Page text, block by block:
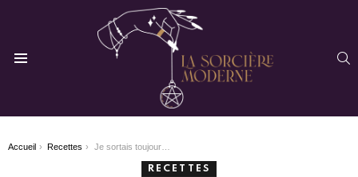
You are here:
Accueil Recettes Je sortais toujours la même salade de pâtes pour mes grillades : depuis que je prépare ces 4 accompagnements de saison, mes invités ne regardent plus la viande en premier
RECETTES